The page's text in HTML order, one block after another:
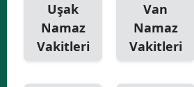
Uşak
Namaz
Vakitleri
Van
Namaz
Vakitleri